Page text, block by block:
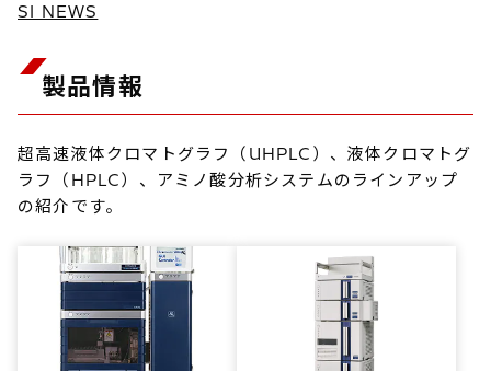
SI NEWS
製品情報
超高速液体クロマトグラフ（UHPLC）、液体クロマトグ
ラフ（HPLC）、アミノ酸分析システムのラインアップ
の紹介です。